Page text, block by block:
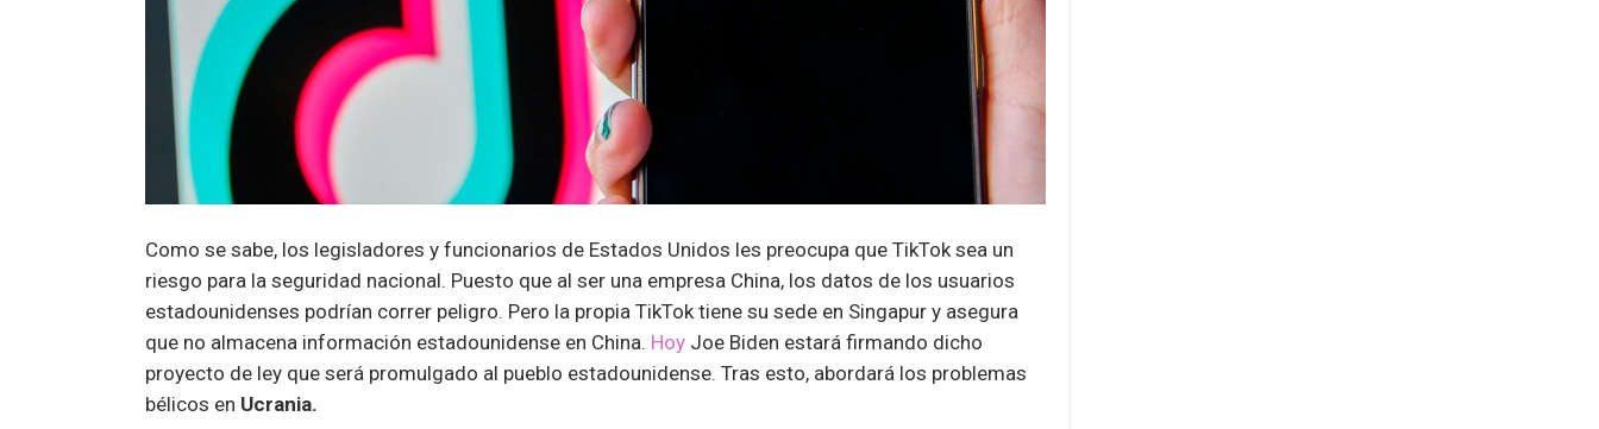
Como se sabe, los legisladores y funcionarios de Estados Unidos les preocupa que TikTok sea un
riesgo para la seguridad nacional. Puesto que al ser una empresa China, los datos de los usuarios
estadounidenses podrían correr peligro. Pero la propia TikTok tiene su sede en Singapur y asegura
que no almacena información estadounidense en China. Hoy Joe Biden estará firmando dicho
proyecto de ley que será promulgado al pueblo estadounidense. Tras esto, abordará los problemas
bélicos en Ucrania.